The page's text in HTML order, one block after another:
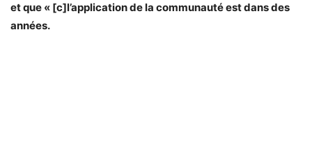
et que « [c]l’application de la communauté est dans des
années.